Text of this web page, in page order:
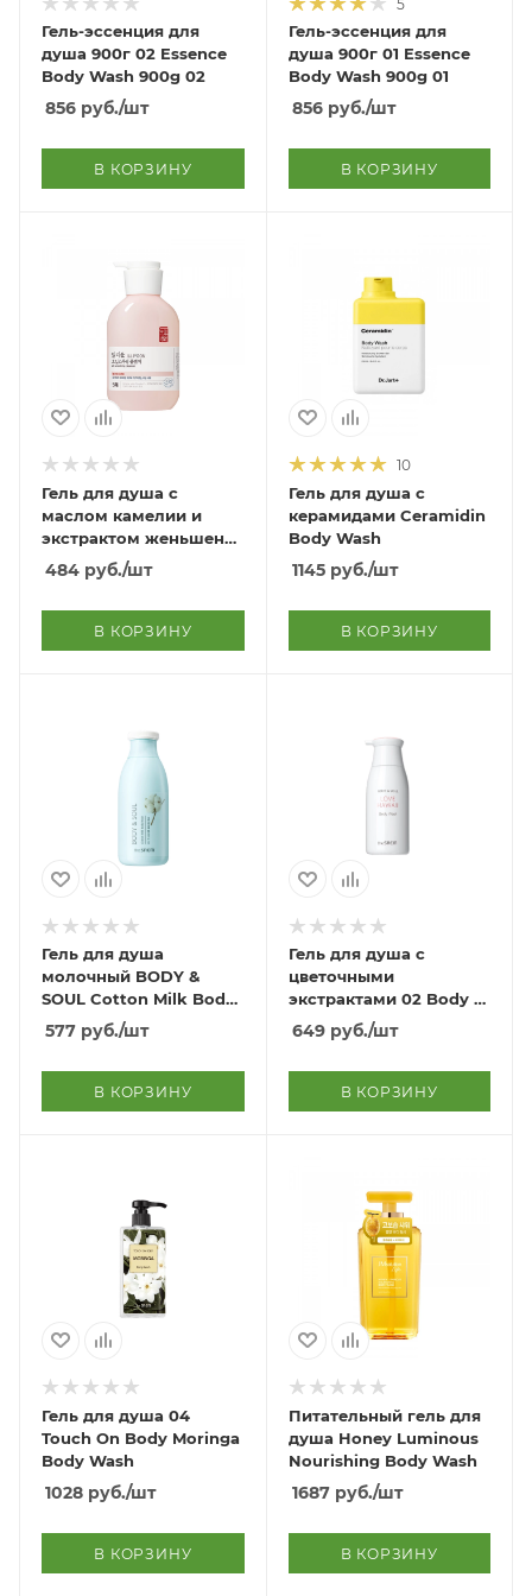
Гель-эссенция для
душа 900г 02 Essence
Body Wash 900g 02
856 руб./шт
В КОРЗИНУ
5
Гель-эссенция для
душа 900г 01 Essence
Body Wash 900g 01
856руб./шт
В КОРЗИНУ
Гель для душа с
маслом камелии и
экстрактом женьшеня
Oil Smoothing Cleanser
484 руб./шт
В КОРЗИНУ
10
Гель для душа с
керамидами Ceramidin
Body Wash
1145руб./шт
В КОРЗИНУ
Гель для душа
молочный BODY &
SOUL Cotton Milk Body
Wash
577 руб./шт
В КОРЗИНУ
Гель для душа с
цветочными
экстрактами 02 Body &
Soul Love Hawaii Body
Wash
649руб./шт
В КОРЗИНУ
Гель для душа 04
Touch On Body Moringa
Body Wash
1028 руб./шт
В КОРЗИНУ
Питательный гель для
душа Honey Luminous
Nourishing Body Wash
1687руб./шт
В КОРЗИНУ